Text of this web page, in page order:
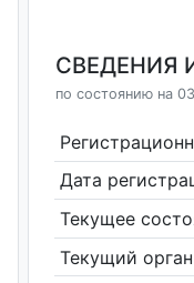
СВЕДЕНИЯ
по состоянию на
Дата
Текущее
Текущий